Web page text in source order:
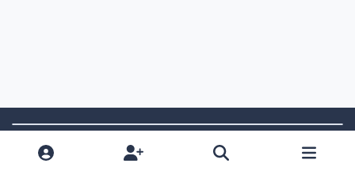
Light ModeDark ModeSystem Preference
t